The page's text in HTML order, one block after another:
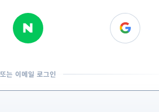
또는 이메일 로그인